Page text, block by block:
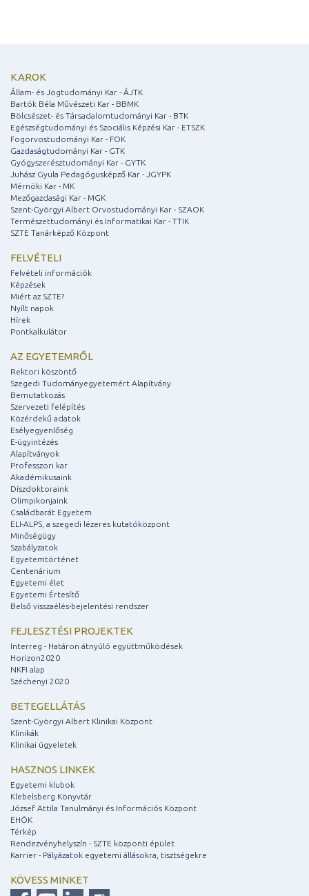
KAROK
Állam- és Jogtudományi Kar - ÁJTK
Bartók Béla Művészeti Kar - BBMK
Bölcsészet- és Társadalomtudományi Kar - BTK
Egészségtudományi és Szociális Képzési Kar - ETSZK
Fogorvostudományi Kar - FOK
Gazdaságtudományi Kar - GTK
Gyógyszerésztudományi Kar - GYTK
Juhász Gyula Pedagógusképző Kar - JGYPK
Mérnöki Kar - MK
Mezőgazdasági Kar - MGK
Szent-Györgyi Albert Orvostudományi Kar - SZAOK
Természettudományi és Informatikai Kar - TTIK
SZTE Tanárképző Központ
FELVÉTELI
Felvételi információk
Képzések
Miért az SZTE?
Nyílt napok
Hírek
Pontkalkulátor
AZ EGYETEMRŐL
Rektori köszöntő
Szegedi Tudományegyetemért Alapítvány
Bemutatkozás
Szervezeti felépítés
Közérdekű adatok
Esélyegyenlőség
E-ügyintézés
Alapítványok
Professzori kar
Akadémikusaink
Díszdoktoraink
Olimpikonjaink
Családbarát Egyetem
ELI-ALPS, a szegedi lézeres kutatóközpont
Minőségügy
Szabályzatok
Egyetemtörténet
Centenárium
Egyetemi élet
Egyetemi Értesítő
Belső visszaélés-bejelentési rendszer
FEJLESZTÉSI PROJEKTEK
Interreg - Határon átnyúló együttműködések
Horizon2020
NKFI alap
Széchenyi 2020
BETEGELLÁTÁS
Szent-Györgyi Albert Klinikai Központ
Klinikák
Klinikai ügyeletek
HASZNOS LINKEK
Egyetemi klubok
Klebelsberg Könyvtár
József Attila Tanulmányi és Információs Központ
EHÖK
Térkép
Rendezvényhelyszín - SZTE központi épület
Karrier - Pályázatok egyetemi állásokra, tisztségekre
KÖVESS MINKET